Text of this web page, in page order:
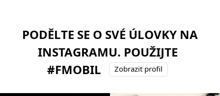
PODĚLTE SE O SVÉ ÚLOVKY NA
INSTAGRAMU. POUŽIJTE
#FMOBIL
Zobrazit profil